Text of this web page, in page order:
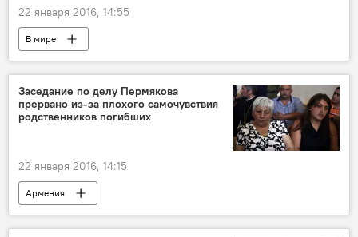
22 января 2016, 14:55
В мире
Заседание по делу Пермякова
прервано из-за плохого самочувствия
родственников погибших
22 января 2016, 14:15
Армения
Приговор Пермякову. Как это было?